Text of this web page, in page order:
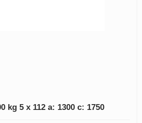
kg 5 x 112 a: 1300 c: 1750